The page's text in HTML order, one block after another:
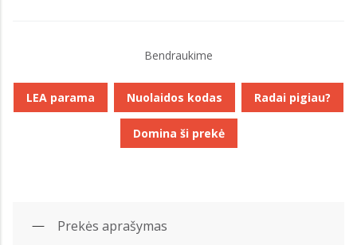
Bendraukime
LEA parama Nuolaidos kodas Radai pigiau?
Domina ši prekė
Prekės aprašymas